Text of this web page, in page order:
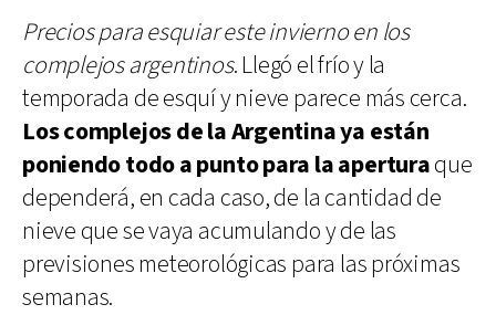
Precios para esquiar este invierno en los
complejos argentinos. Llegó el frío y la
temporada de esquí y nieve parece más cerca.
Los complejos de la Argentina ya están
poniendo todo a punto para la aperturaque
dependerá, en cada caso, de la cantidad de
nieve que se vaya acumulando y de las
previsiones meteorológicas para las próximas
semanas.